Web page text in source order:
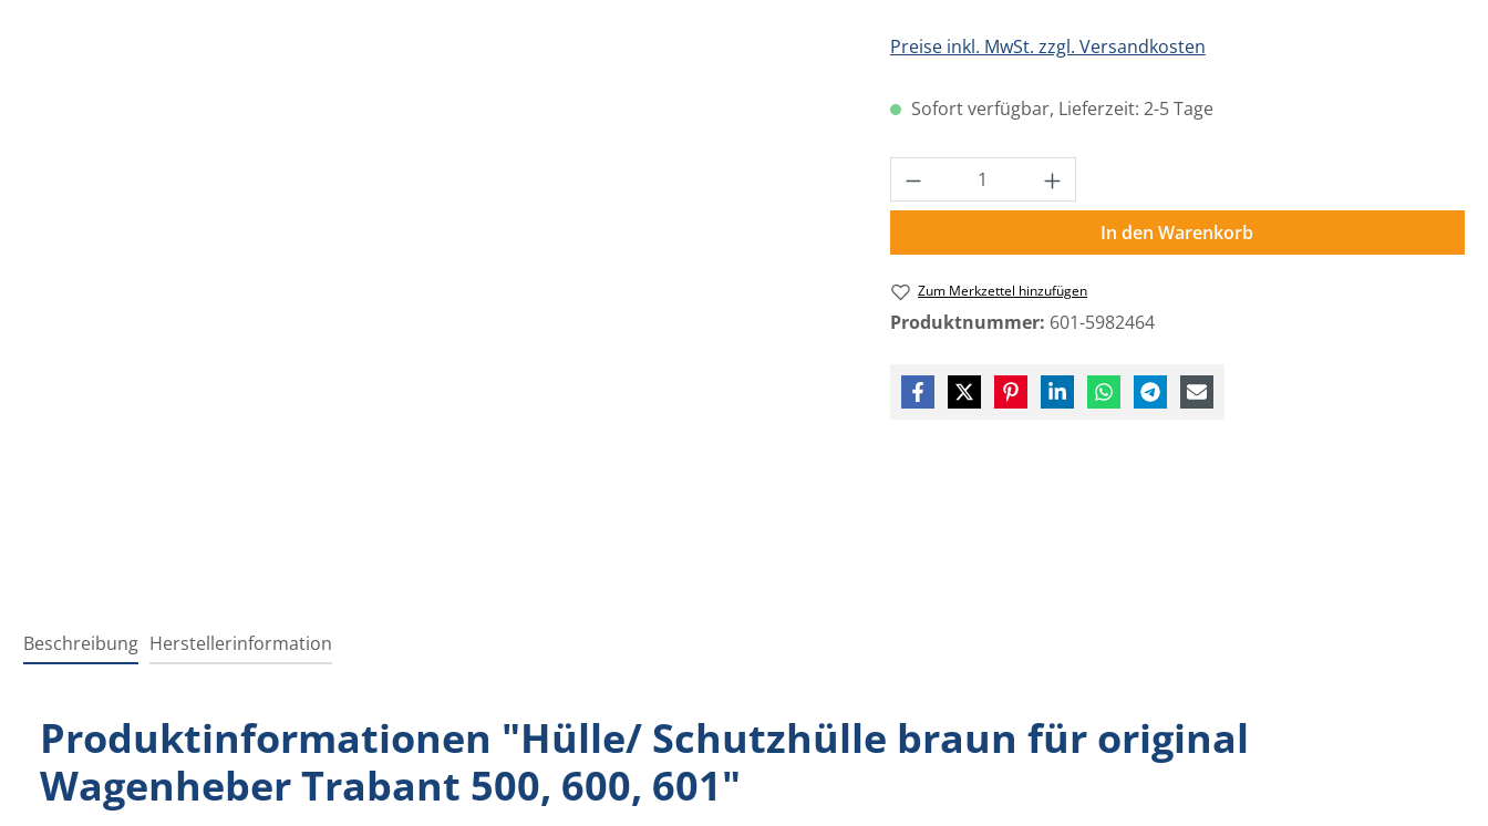
Preise inkl. MwSt. zzgl. Versandkosten
Sofort verfügbar, Lieferzeit: 2-5 Tage
Produkt Anzahl: Gib den gewünschten Wert
In den Warenkorb
Zum Merkzettel hinzufügen
Produktnummer: 601-5982464
Beschreibung Herstellerinformation
Produktinformationen "Hülle/ Schutzhülle braun für original
Wagenheber Trabant 500, 600, 601"